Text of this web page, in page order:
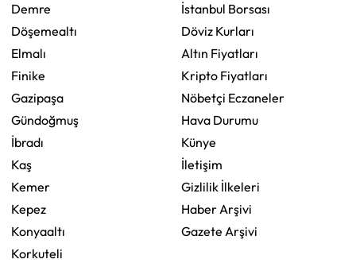
Demre
Döşemealtı
Elmalı
Finike
Gazipaşa
Gündoğmuş
İbradı
Kaş
Kemer
Kepez
Konyaaltı
Korkuteli
İstanbul Borsası
Döviz Kurları
Altın Fiyatları
Kripto Fiyatları
Nöbetçi Eczaneler
Hava Durumu
Künye
İletişim
Gizlilik İlkeleri
Haber Arşivi
Gazete Arşivi